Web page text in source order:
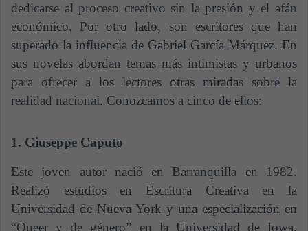
dedicarse al proceso creativo sin la presión y el afán
económico. Por otro lado, son escritores que han
superado la influencia de Gabriel García Márquez. En
sus novelas abordan temas más intimistas y urbanos
para ofrecer a los lectores otras miradas sobre la
realidad nacional. Conozcamos a cinco de ellos:
1. Giuseppe Caputo
Este joven autor nació en Barranquilla en 1982.
Realizó estudios en Escritura Creativa en la
Universidad de Nueva York y una especialización en
“Queer y de género” en la Universidad de Iowa.